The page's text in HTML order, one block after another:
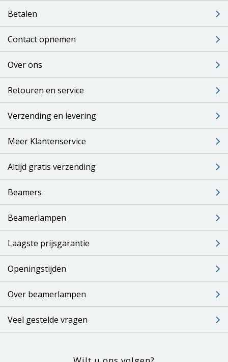
Betalen
Contact opnemen
Over ons
Retouren en service
Verzending en levering
Meer Klantenservice
Altijd gratis verzending
Beamers
Beamerlampen
Laagste prijsgarantie
Openingstijden
Over beamerlampen
Veel gestelde vragen